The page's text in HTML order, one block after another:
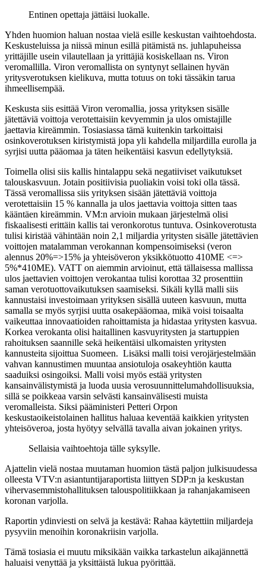
Entinen opettaja jättäisi luokalle.
Yhden huomion haluan nostaa vielä esille keskustan vaihtoehdosta.
Keskusteluissa ja niissä minun esillä pitämistä ns. juhlapuheissa
yrittäjille usein vilautellaan ja yrittäjiä kosiskellaan ns. Viron
veromallilla. Viron veromallista on syntynyt sellainen hyvän
yritysverotuksen kielikuva, mutta totuus on toki tässäkin tarua
ihmeellisempää.
Keskusta siis esittää Viron veromallia, jossa yrityksen sisälle
jätettäviä voittoja verotettaisiin kevyemmin ja ulos omistajille
jaettavia kireämmin. Tosiasiassa tämä kuitenkin tarkoittaisi
osinkoverotuksen kiristymistä jopa yli kahdella miljardilla eurolla ja
syrjisi uutta pääomaa ja täten heikentäisi kasvun edellytyksiä.
Toimella olisi siis kallis hintalappu sekä negatiiviset vaikutukset
talouskasvuun. Jotain positiivisia puoliakin voisi toki olla tässä.
Tässä veromallissa siis yrityksen sisään jätettäviä voittoja
verotettaisiin 15 % kannalla ja ulos jaettavia voittoja sitten taas
kääntäen kireämmin. VM:n arvioin mukaan järjestelmä olisi
fiskaalisesti erittäin kallis tai veronkorotus tuntuva. Osinkoverotusta
tulisi kiristää vähintään noin 2,1 miljardia yritysten sisälle jätettävien
voittojen matalamman verokannan kompensoimiseksi (veron
alennus 20%=>15% ja yhteisöveron yksikkötuotto 410ME <=>
5%*410ME). VATT on aiemmin arvioinut, että tällaisessa mallissa
ulos jaettavien voittojen verokantaa tulisi korottaa 32 prosenttiin
saman verotuottovaikutuksen saamiseksi. Sikäli kyllä malli siis
kannustaisi investoimaan yrityksen sisällä uuteen kasvuun, mutta
samalla se myös syrjisi uutta osakepääomaa, mikä voisi toisaalta
vaikeuttaa innovaatioiden rahoittamista ja hidastaa yritysten kasvua.
Korkea verokanta olisi haitallinen kasvuyritysten ja startuppien
rahoituksen saannille sekä heikentäisi ulkomaisten yritysten
kannusteita sijoittua Suomeen. Lisäksi malli toisi verojärjestelmään
vahvan kannustimen muuntaa ansiotuloja osakeyhtiön kautta
saaduiksi osingoiksi. Malli voisi myös estää yritysten
kansainvälistymistä ja luoda uusia verosuunnittelumahdollisuuksia,
sillä se poikkeaa varsin selvästi kansainvälisesti muista
veromalleista. Siksi pääministeri Petteri Orpon
keskustaoikeistolainen hallitus haluaa keventää kaikkien yritysten
yhteisöveroa, josta hyötyy selvällä tavalla aivan jokainen yritys.
Sellaisia vaihtoehtoja tälle syksylle.
Ajattelin vielä nostaa muutaman huomion tästä paljon julkisuudessa
olleesta VTV:n asiantuntijaraportista liittyen SDP:n ja keskustan
vihervasemmistohallituksen talouspolitiikkaan ja rahanjakamiseen
koronan varjolla.
Raportin ydinviesti on selvä ja kestävä: Rahaa käytettiin miljardeja
pysyviin menoihin koronakriisin varjolla.
Tämä tosiasia ei muutu miksikään vaikka tarkastelun aikajännettä
haluaisi venyttää ja yksittäistä lukua pyörittää.